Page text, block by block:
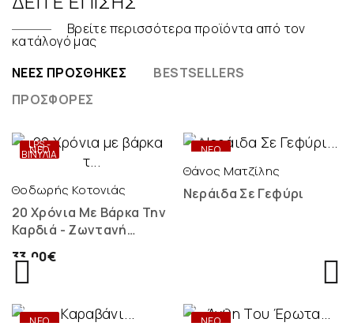
Βρείτε περισσότερα προϊόντα από τον
κατάλογό μας
ΝΈΕΣ ΠΡΟΣΘΉΚΕΣ
BESTSELLERS
ΠΡΟΣΦΟΡΈΣ
ΝΕΟ
LPS -
ΒΙΝΎΛΙΑ
Θοδωρής Κοτονιάς
20 Χρόνια Με Βάρκα Την
Καρδιά - Ζωντανή
33,00€
ΝΕΟ
DIGITAL
ΝΕΟ
DIGITAL
Θάνος Ματζίλης
Νεράιδα Σε Γεφύρι
ΝΕΟ
DIGITAL